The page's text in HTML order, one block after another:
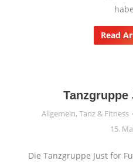
Read
Allgemein, Tanz & Fitness
15.
Die Tanzgruppe Just for